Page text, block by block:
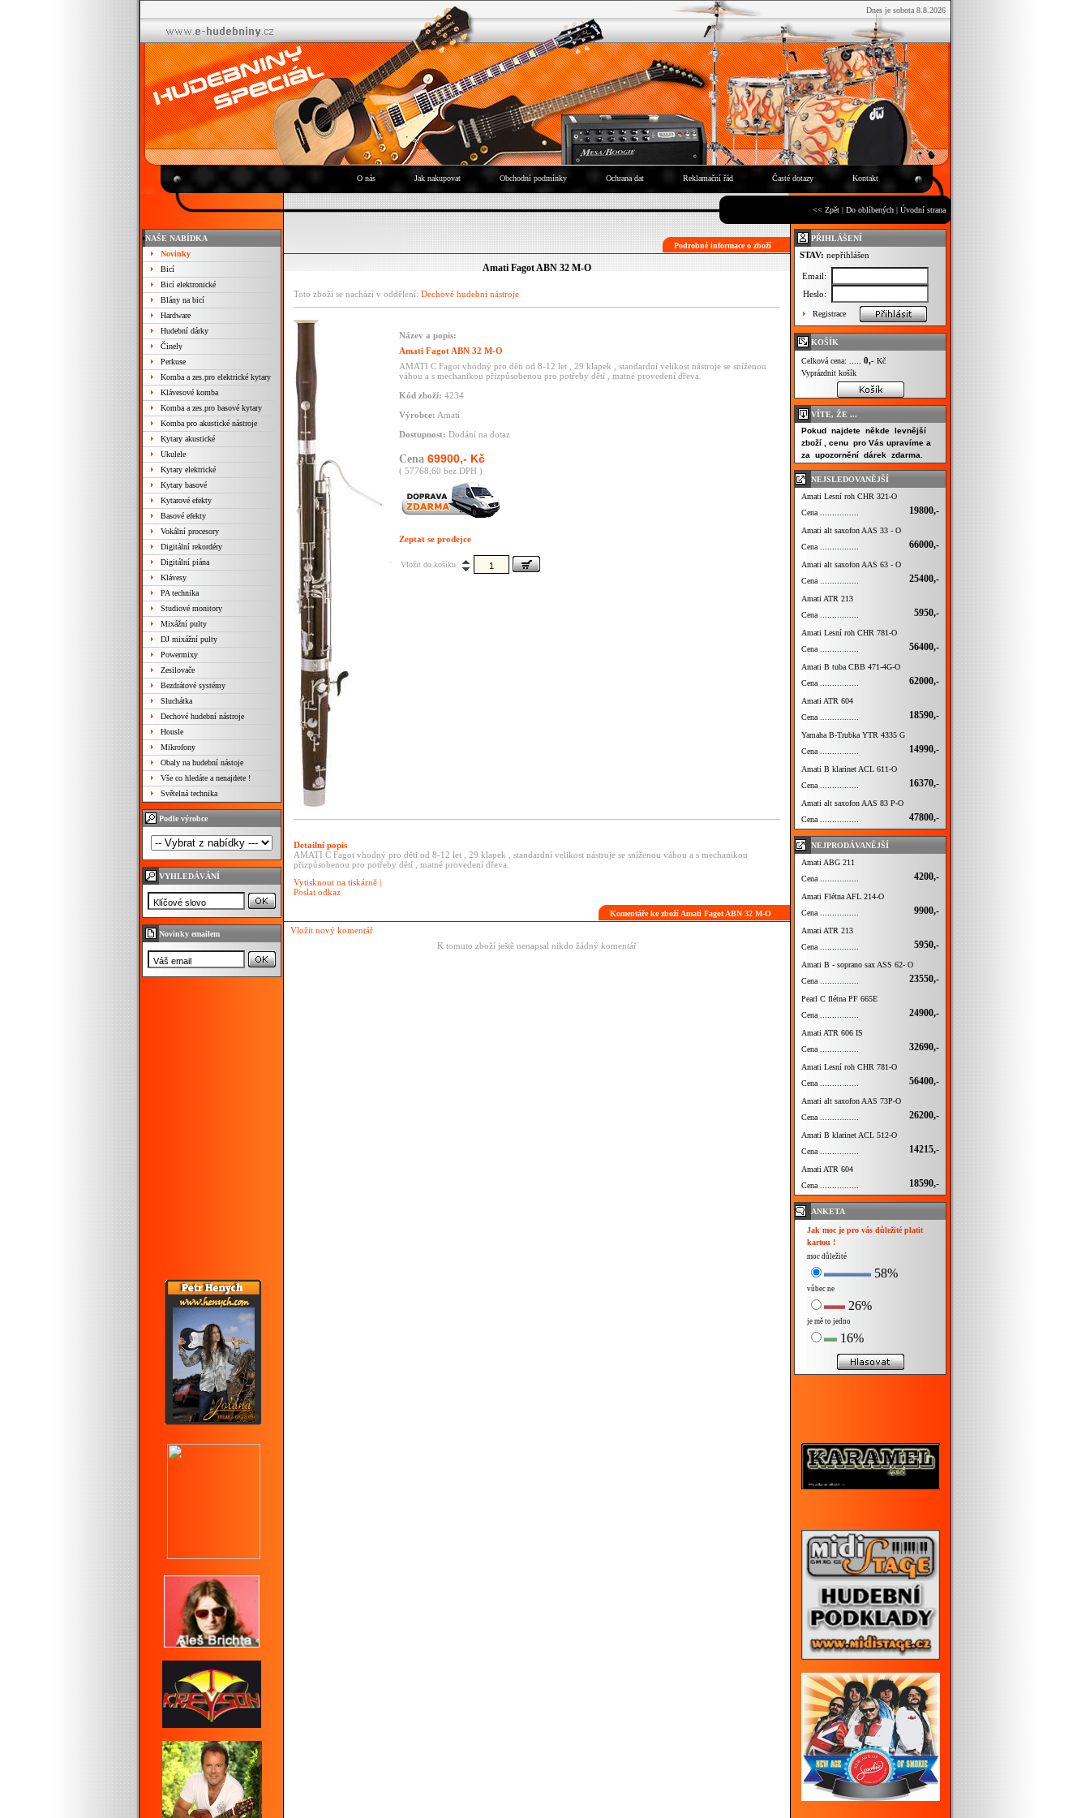
Dnes je sobota 8.8.2026
O nás Jak nakupovat Obchodní podmínky Ochrana dat Reklamační řád Časté dotazy Kontakt
<< Zpět | Do oblíbených | Úvodní strana
NAŠE NABÍDKA
Novinky
Bicí
Bicí elektronické
Blány na bicí
Hardware
Hudební dárky
Činely
Perkuse
Komba a zes.pro elektrické kytary
Klávesové komba
Komba a zes.pro basové kytary
Komba pro akustické nástroje
Kytary akustické
Ukulele
Kytary elektrické
Kytary basové
Kytarové efekty
Basové efekty
Vokální procesory
Digitální rekordéry
Digitální piána
Klávesy
PA technika
Studiové monitory
Mixážní pulty
DJ mixážní pulty
Powermixy
Zesilovače
Bezdrátové systémy
Sluchátka
Dechové hudební nástroje
Housle
Mikrofony
Obaly na hudební nástoje
Vše co hledáte a nenajdete !
Světelná technika
Podle výrobce
VYHLEDÁVÁNÍ
Novinky emailem
Podrobné informace o zboží
Amati Fagot ABN 32 M-O
Toto zboží se nachází v oddělení: Dechové hudební nástroje
Název a popis:
Amati Fagot ABN 32 M-O
AMATI C Fagot vhodný pro děti od 8-12 let , 29 klapek , standardní velikost nástroje se sníženou
váhou a s mechanikou přizpůsobenou pro potřeby dětí , matné provedení dřeva.
Kód zboží: 4234
Výrobce: Amati
Dostupnost: Dodání na dotaz
Cena 69900,- Kč
( 57768,60 bez DPH )
Zeptat se prodejce
Vložit do košíku
Detailní popis
AMATI C Fagot vhodný pro děti od 8-12 let , 29 klapek , standardní velikost nástroje se sníženou váhou a s mechanikou
přizpůsobenou pro potřeby dětí , matné provedení dřeva.
Vytisknout na tiskárně |
Poslat odkaz
Komentáře ke zboží Amati Fagot ABN 32 M-O
Vložit nový komentář
K tomuto zboží ještě nenapsal nikdo žádný komentář
PŘIHLÁŠENÍ
STAV: nepřihlášen
Email:
Heslo:
Registrace
KOŠÍK
Celková cena: ..... 0,- Kč
Vyprázdnit košík
VÍTE, ŽE ...
Pokud najdete někde levnější
zboží , cenu pro Vás upravíme a
za upozornění dárek zdarma.
NEJSLEDOVANĚJŠÍ
Amati Lesní roh CHR 321-O
Cena ................
19800,-
Amati alt saxofon AAS 33 - O
Cena ................
66000,-
Amati alt saxofon AAS 63 - O
Cena ................
25400,-
Amati ATR 213
Cena ................
5950,-
Amati Lesní roh CHR 781-O
Cena ................
56400,-
Amati B tuba CBB 471-4G-O
Cena ................
62000,-
Amati ATR 604
Cena ................
18590,-
Yamaha B-Trubka YTR 4335 G
Cena ................
14990,-
Amati B klarinet ACL 611-O
Cena ................
16370,-
Amati alt saxofon AAS 83 P-O
Cena ................
47800,-
NEJPRODÁVANĚJŠÍ
Amati ABG 211
Cena ................
4200,-
Amati Flétna AFL 214-O
Cena ................
9900,-
Amati ATR 213
Cena ................
5950,-
Amati B - soprano sax ASS 62- O
Cena ................
23550,-
Pearl C flétna PF 665E
Cena ................
24900,-
Amati ATR 606 IS
Cena ................
32690,-
Amati Lesní roh CHR 781-O
Cena ................
56400,-
Amati alt saxofon AAS 73P-O
Cena ................
26200,-
Amati B klarinet ACL 512-O
Cena ................
14215,-
Amati ATR 604
Cena ................
18590,-
ANKETA
Jak moc je pro vás důležité platit
kartou !
moc důležité
58%
vůbec ne
26%
je mě to jedno
16%